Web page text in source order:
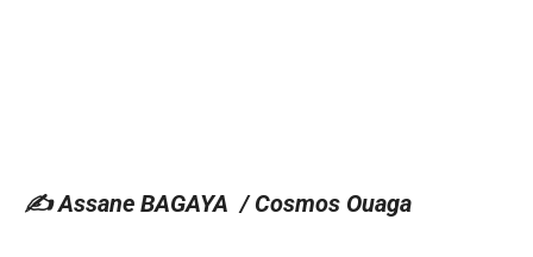
✍️ Assane BAGAYA / Cosmos Ouaga